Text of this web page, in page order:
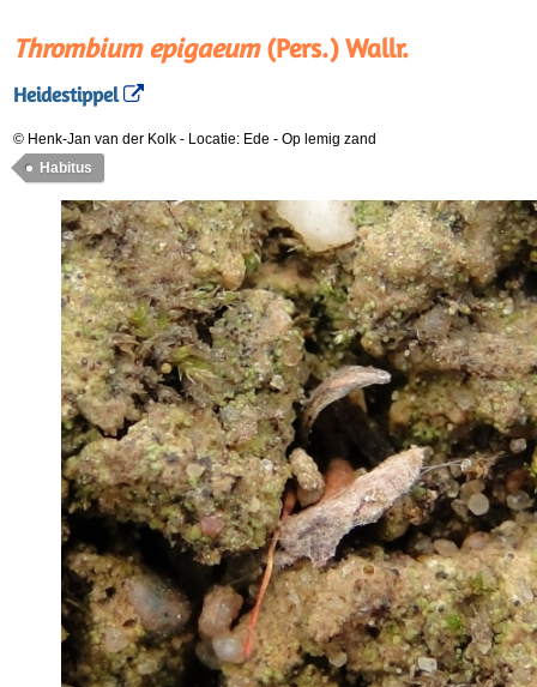
Thrombium epigaeum(Pers.) Wallr.
Heidestippel
© Henk-Jan van der Kolk - Locatie: Ede - Op lemig zand
Habitus